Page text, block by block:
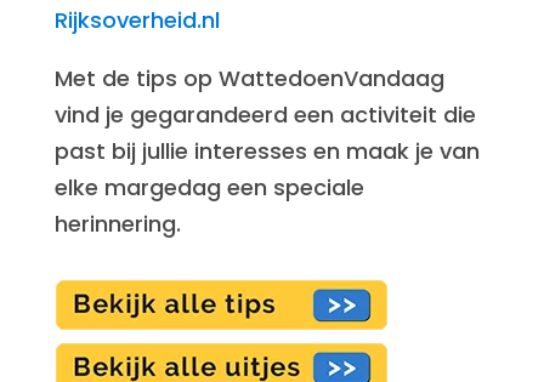
Rijksoverheid.nl
Met de tips op WattedoenVandaag
vind je gegarandeerd een activiteit die
past bij jullie interesses en maak je van
elke margedag een speciale
herinnering.